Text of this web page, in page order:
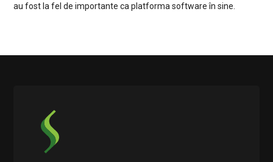
au fost la fel de importante ca platforma software în sine.